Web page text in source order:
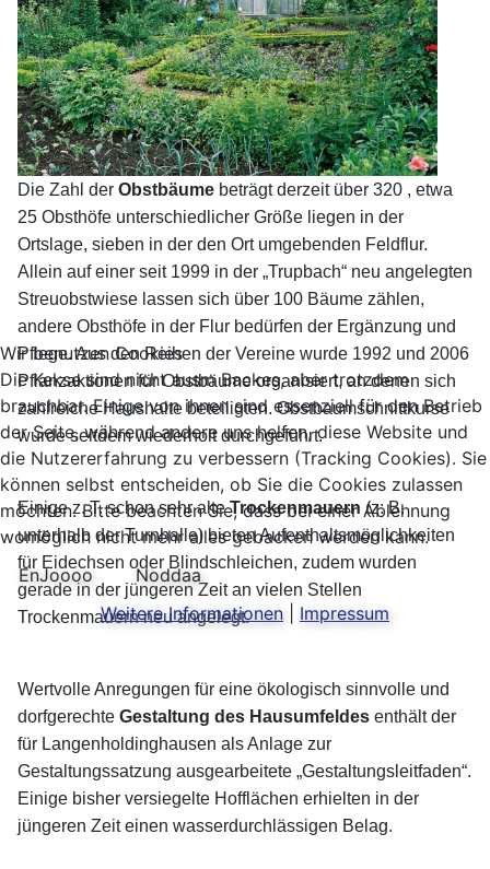
Die Zahl der Obstbäume beträgt derzeit über 320 , etwa
25 Obsthöfe unterschiedlicher Größe liegen in der
Ortslage, sieben in der den Ort umgebenden Feldflur.
Allein auf einer seit 1999 in der „Trupbach“ neu angelegten
Streuobstwiese lassen sich über 100 Bäume zählen,
andere Obsthöfe in der Flur bedürfen der Ergänzung und
Pflege. Aus den Reihen der Vereine wurde 1992 und 2006
Pflanzaktionen für Obstbäume organisiert, an denen sich
zahlreiche Haushalte beteiligten. Obstbaumschnittkurse
wurde seitdem wiederholt durchgeführt.
Einige z. T. schon sehr alteTrockenmauern (z: B.
unterhalb der Turnhalle) bieten Aufenthaltsmöglichkeiten
für Eidechsen oder Blindschleichen, zudem wurden
gerade in der jüngeren Zeit an vielen Stellen
Trockenmauern neu angelegt.
Wertvolle Anregungen für eine ökologisch sinnvolle und
dorfgerechte Gestaltung des Hausumfeldes enthält der
für Langenholdinghausen als Anlage zur
Gestaltungssatzung ausgearbeitete „Gestaltungsleitfaden“.
Einige bisher versiegelte Hofflächen erhielten in der
jüngeren Zeit einen wasserdurchlässigen Belag.
Wir benutzen Cookies
Die Kekse sind nicht ausm Backes, aber trotzdem
brauchbar. Einige von ihnen sind essenziell für den Betrieb
der Seite, während andere uns helfen, diese Website und
die Nutzererfahrung zu verbessern (Tracking Cookies). Sie
können selbst entscheiden, ob Sie die Cookies zulassen
möchten. Bitte beachten Sie, dass bei einer Ablehnung
womöglich nicht mehr alles gebacken werden kann.
EnJoooo
Noddaa
Weitere Informationen
Impressum